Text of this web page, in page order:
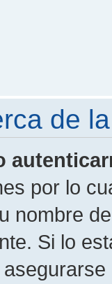
de
por lo
nombre
Si lo